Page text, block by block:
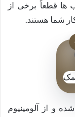
ها قطعاً برخی از
شما هستند.
و از آلومینیوم